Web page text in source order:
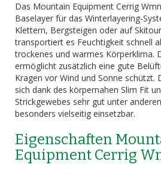
Das Mountain Equipment Cerrig
Baselayer für das Winterlayering-
Klettern, Bergsteigen oder auf
transportiert es Feuchtigkeit schnell
trockenes und warmes Körperklima.
ermöglicht zusätzlich eine gute
Kragen vor Wind und Sonne schützt.
sich dank des körpernahen Slim Fit
Strickgewebes sehr gut unter
besonders vielseitig einsetzbar.
Eigenschaften
Equipment Cerrig